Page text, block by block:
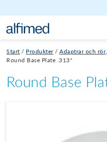
Hoppa till innehåll
Start / Produkter / Adaptrar och
Round Base Plate .313''
Round Base